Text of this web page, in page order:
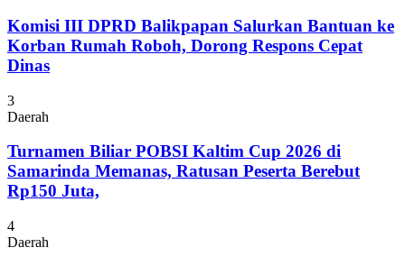
Komisi III DPRD Balikpapan Salurkan Bantuan ke
Korban Rumah Roboh, Dorong Respons Cepat
Dinas
3
Daerah
Turnamen Biliar POBSI Kaltim Cup 2026 di
Samarinda Memanas, Ratusan Peserta Berebut
Rp150 Juta,
4
Daerah